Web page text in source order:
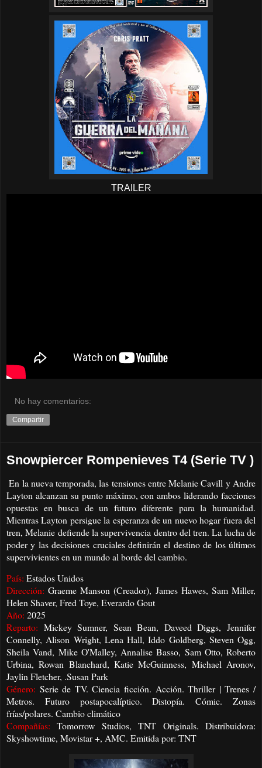
TRAILER
No hay comentarios:
Compartir
Snowpiercer Rompenieves T4 (Serie TV )
En la nueva temporada, las tensiones entre Melanie Cavill y Andre
Layton alcanzan su punto máximo, con ambos liderando facciones
opuestas en busca de un futuro diferente para la humanidad.
Mientras Layton persigue la esperanza de un nuevo hogar fuera del
tren, Melanie defiende la supervivencia dentro del tren. La lucha de
poder y las decisiones cruciales definirán el destino de los últimos
supervivientes en un mundo al borde del cambio.
País: Estados Unidos
Dirección: Graeme Manson (Creador), James Hawes, Sam Miller,
Helen Shaver, Fred Toye, Everardo Gout
Año: 2025
Reparto: Mickey Sumner, Sean Bean, Daveed Diggs, Jennifer
Connelly, Alison Wright, Lena Hall, Iddo Goldberg, Steven Ogg,
Sheila Vand, Mike O'Malley, Annalise Basso, Sam Otto, Roberto
Urbina, Rowan Blanchard, Katie McGuinness, Michael Aronov,
Jaylin Fletcher, .Susan Park
Género: Serie de TV. Ciencia ficción. Acción. Thriller | Trenes /
Metros. Futuro postapocalíptico. Distopía. Cómic. Zonas
frías/polares. Cambio climático
Compañías: Tomorrow Studios, TNT Originals. Distribuidora:
Skyshowtime, Movistar +, AMC. Emitida por: TNT